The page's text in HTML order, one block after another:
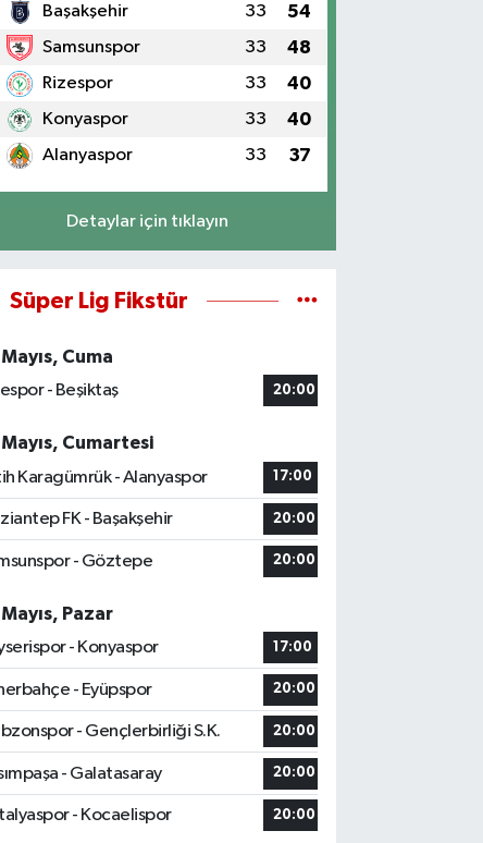
Başakşehir 33 54
Samsunspor 33 48
Rizespor 33 40
Konyaspor 33 40
Alanyaspor 33 37
Detaylar için tıklayın
Süper Lig Fikstür
Cuma
- Beşiktaş
20:00
Mayıs, Cumartesi
Karagümrük - Alanyaspor
17:00
FK - Başakşehir 20:00
- Göztepe 20:00
Pazar
- Konyaspor
17:00
- Eyüpspor 20:00
- Gençlerbirliği S.K. 20:00
- Galatasaray 20:00
- Kocaelispor 20:00